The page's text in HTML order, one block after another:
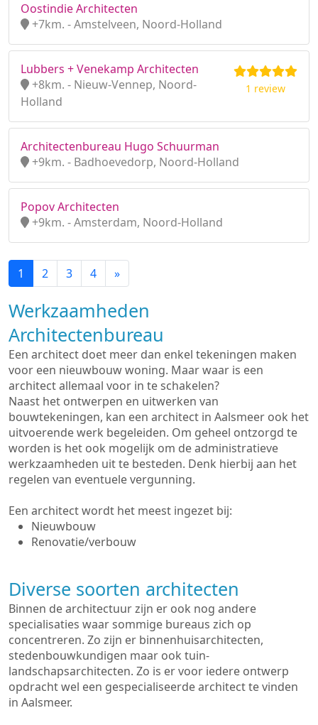
Oostindie Architecten
+7km. - Amstelveen, Noord-Holland
Lubbers + Venekamp Architecten
+8km. - Nieuw-Vennep, Noord-
Holland
1 review
Architectenbureau Hugo Schuurman
+9km. - Badhoevedorp, Noord-Holland
Popov Architecten
+9km. - Amsterdam, Noord-Holland
1 2 3 4 »
Werkzaamheden
Architectenbureau
Een architect doet meer dan enkel tekeningen maken
voor een nieuwbouw woning. Maar waar is een
architect allemaal voor in te schakelen?
Naast het ontwerpen en uitwerken van
bouwtekeningen, kan een architect in Aalsmeer ook het
uitvoerende werk begeleiden. Om geheel ontzorgd te
worden is het ook mogelijk om de administratieve
werkzaamheden uit te besteden. Denk hierbij aan het
regelen van eventuele vergunning.
Een architect wordt het meest ingezet bij:
Nieuwbouw
Renovatie/verbouw
Diverse soorten architecten
Binnen de architectuur zijn er ook nog andere
specialisaties waar sommige bureaus zich op
concentreren. Zo zijn er binnenhuisarchitecten,
stedenbouwkundigen maar ook tuin-
landschapsarchitecten. Zo is er voor iedere ontwerp
opdracht wel een gespecialiseerde architect te vinden
in Aalsmeer.